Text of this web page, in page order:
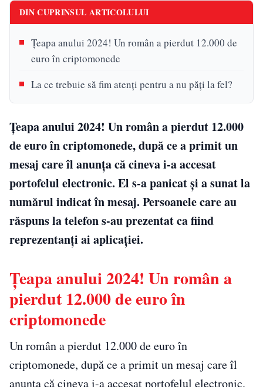
DIN CUPRINSUL ARTICOLULUI
Țeapa anului 2024! Un român a pierdut 12.000 de
euro în criptomonede
La ce trebuie să fim atenți pentru a nu păți la fel?
Țeapa anului 2024! Un român a pierdut 12.000
de euro în criptomonede, după ce a primit un
mesaj care îl anunța că cineva i-a accesat
portofelul electronic. El s-a panicat și a sunat la
numărul indicat în mesaj. Persoanele care au
răspuns la telefon s-au prezentat ca fiind
reprezentanți ai aplicației.
Țeapa anului 2024! Un român a
pierdut 12.000 de euro în
criptomonede
Un român a pierdut 12.000 de euro în
criptomonede, după ce a primit un mesaj care îl
anunța că cineva i-a accesat portofelul electronic.